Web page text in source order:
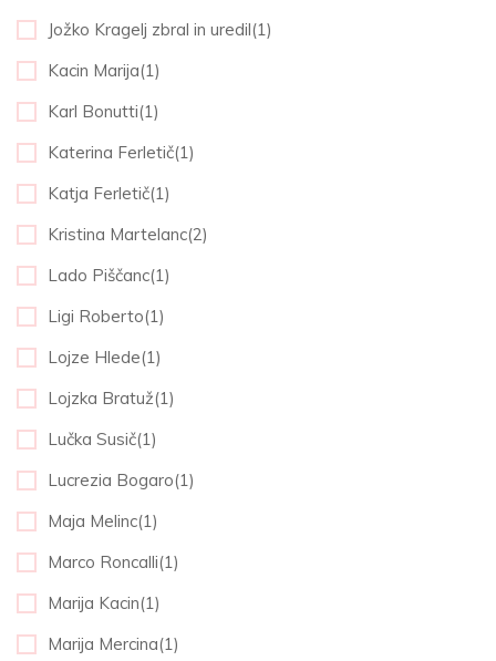
Jožko Kragelj zbral in uredil(1)
Kacin Marija(1)
Karl Bonutti(1)
Katerina Ferletič(1)
Katja Ferletič(1)
Kristina Martelanc(2)
Lado Piščanc(1)
Ligi Roberto(1)
Lojze Hlede(1)
Lojzka Bratuž(1)
Lučka Susič(1)
Lucrezia Bogaro(1)
Maja Melinc(1)
Marco Roncalli(1)
Marija Kacin(1)
Marija Mercina(1)